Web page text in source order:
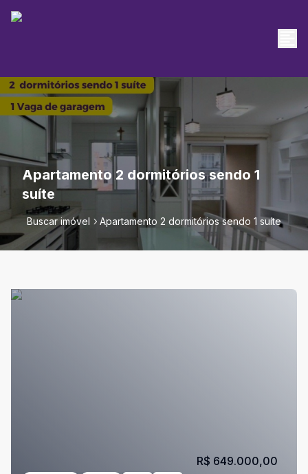
Apartamento 2 dormitórios sendo 1
suíte
Buscar imóvel Apartamento 2 dormitórios sendo 1 suíte
R$ 649.000,00